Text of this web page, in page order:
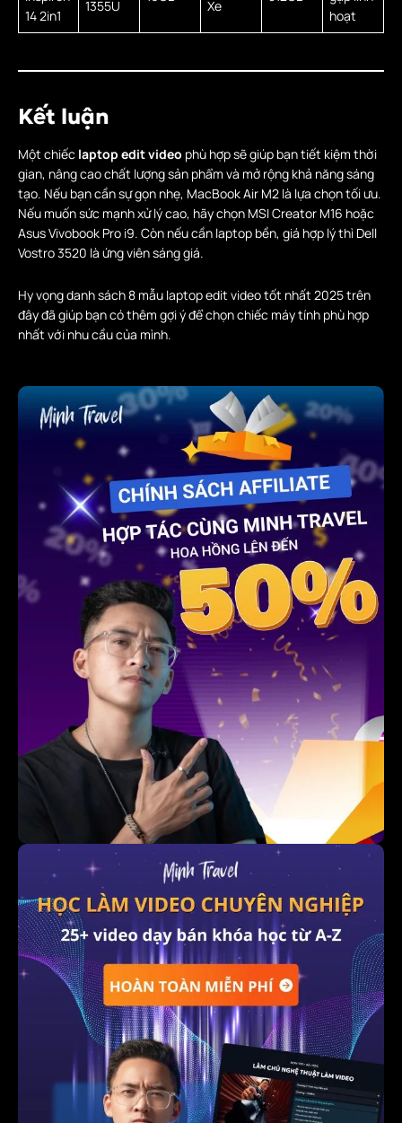
14 2in1
1355U Xe
hoạt
Kết luận
Một chiếc laptop edit video phù hợp sẽ giúp bạn tiết kiệm thời
gian, nâng cao chất lượng sản phẩm và mở rộng khả năng sáng
tạo. Nếu bạn cần sự gọn nhẹ, MacBook Air M2 là lựa chọn tối ưu.
Nếu muốn sức mạnh xử lý cao, hãy chọn MSI Creator M16 hoặc
Asus Vivobook Pro i9. Còn nếu cần laptop bền, giá hợp lý thì Dell
Vostro 3520 là ứng viên sáng giá.
Hy vọng danh sách 8 mẫu laptop edit video tốt nhất 2025 trên
đây đã giúp bạn có thêm gợi ý để chọn chiếc máy tính phù hợp
nhất với nhu cầu của mình.